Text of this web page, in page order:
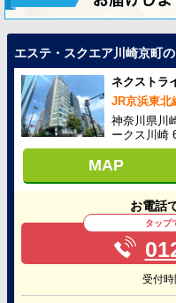
エステ・スクエア川崎京町
ネクストラ
JR京浜東北
神奈川県川
ークス川崎
MAP
お電話
タップ
受付